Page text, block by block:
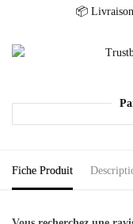
📦
Fiche Produit